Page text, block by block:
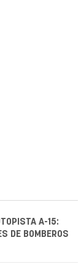
A-15:
DE BOMBEROS